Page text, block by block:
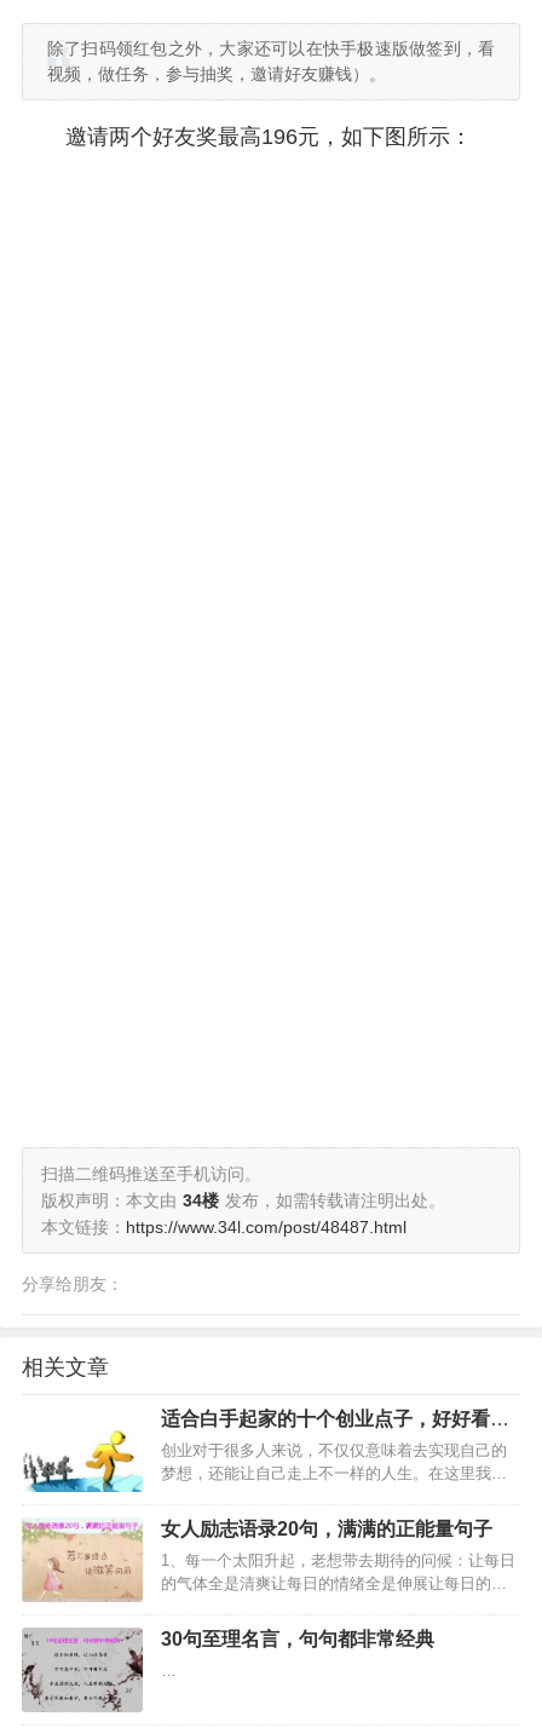
除了扫码领红包之外，大家还可以在快手极速版做签到，看
视频，做任务，参与抽奖，邀请好友赚钱）。
邀请两个好友奖最高196元，如下图所示：
扫描二维码推送至手机访问。
版权声明：本文由 34楼 发布，如需转载请注明出处。
本文链接： https://www.34l.com/post/48487.html
分享给朋友：
相关文章
适合白手起家的十个创业点子，好好看下
吧
创业对于很多人来说，不仅仅意味着去实现自己的
梦想，还能让自己走上不一样的人生。在这里我给
女人励志语录20句，满满的正能量句子
1、每一个太阳升起，老想带去期待的问候：让每日
的气体全是清爽让每日的情绪全是伸展让每日的获
30句至理名言，句句都非常经典
…